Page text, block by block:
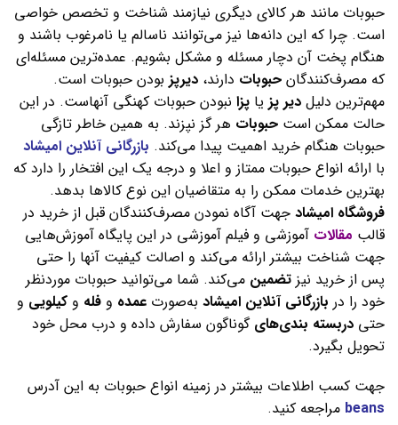
حبوبات مانند هر کالای دیگری نیازمند شناخت و تخصص خواصی
است. چرا که این دانه‌ها نیز می‌توانند ناسالم یا نامرغوب باشند و
هنگام پخت آن دچار مسئله و مشکل بشویم. عمده‌ترین مسئله‌ای
که مصرف‌کنندگان حبوبات دارند، دیرپز بودن حبوبات است.
مهم‌ترین دلیل دیر پز یا پزا نبودن حبوبات کهنگی آنهاست. در این
حالت ممکن است حبوبات هر گز نپزند. به همین خاطر تازگی
حبوبات هنگام خرید اهمیت پیدا می‌کند. بازرگانی آنلاین امیشاد
با ارائه انواع حبوبات ممتاز و اعلا و درجه یک این افتخار را دارد که
بهترین خدمات ممکن را به متقاضیان این نوع کالاها بدهد.
فروشگاه امیشاد جهت آگاه نمودن مصرف‌کنندگان قبل از خرید در
قالب مقالات آموزشی و فیلم آموزشی در این پایگاه آموزش‌هایی
جهت شناخت بیشتر ارائه می‌کند و اصالت کیفیت آنها را حتی
پس از خرید نیز تضمین می‌کند. شما می‌توانید حبوبات موردنظر
خود را در بازرگانی آنلاین امیشاد به‌صورت عمده و فله و کیلویی و
حتی دربسته بندی‌های گوناگون سفارش داده و درب محل خود
تحویل بگیرد.
جهت کسب اطلاعات بیشتر در زمینه انواع حبوبات به این آدرس
beans مراجعه کنید.